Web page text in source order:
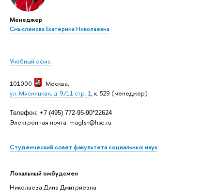
Менеджер
Смысленова Екатерина Николаевна
Учебный офис
101000 Москва,
ул. Мясницкая, д. 9/11 стр. 1, к. 529 (менеджер)
Телефон: +7 (495) 772-95-90*22624
Электронная почта: magfsn@hse.ru
Студенческий совет факультета социальных наук
Локальный омбудсмен
Николаева Дина Дмитриевна